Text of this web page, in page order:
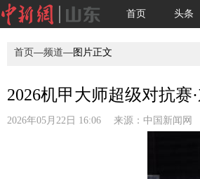
首页 头条
首页—频道—图片正文
2026机甲大师超级对抗赛
2026年05月22日 16:06 来源： 中国新闻网